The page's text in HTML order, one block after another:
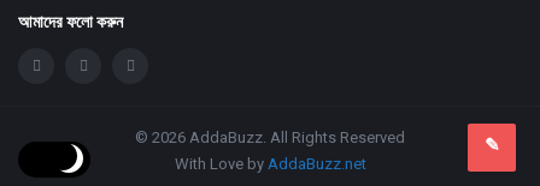
আমাদের ফলো করুন
© 2026 AddaBuzz. All Rights Reserved
With Love by AddaBuzz.net